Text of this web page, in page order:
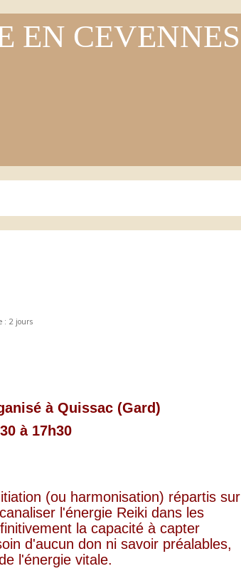
EN CEVENNES
: 2 jours
à Quissac (Gard)
à 17h30
(ou harmonisation) répartis sur
l'énergie Reiki dans les
la capacité à capter
d'aucun don ni savoir préalables,
l'énergie vitale.